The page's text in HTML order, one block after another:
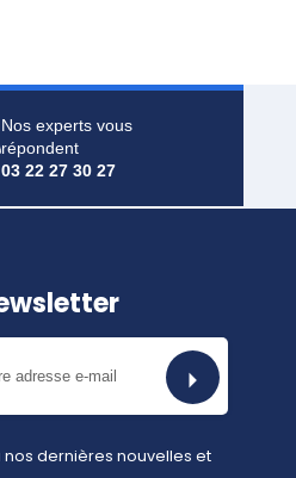
Nos experts vous
répondent
03 22 27 30 27
dernières nouvelles et